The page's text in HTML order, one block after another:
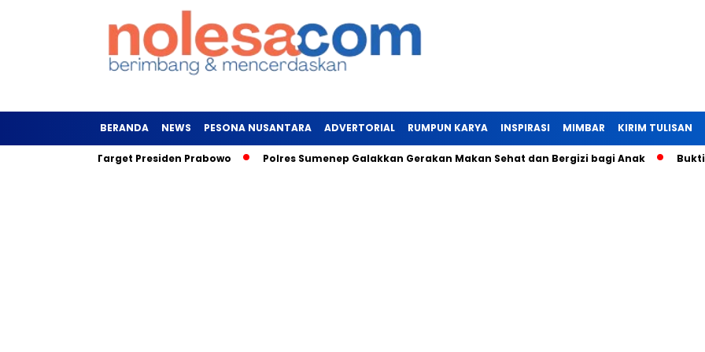
BERANDA NEWS PESONA NUSANTARA ADVERTORIAL RUMPUN KARYA INSPIRASI MIMBAR KIRIM TULISAN
Inilah Target Presiden Prabowo Polres Sumenep Galakkan Gerakan Makan Sehat dan Bergizi bagi Anak Bukti